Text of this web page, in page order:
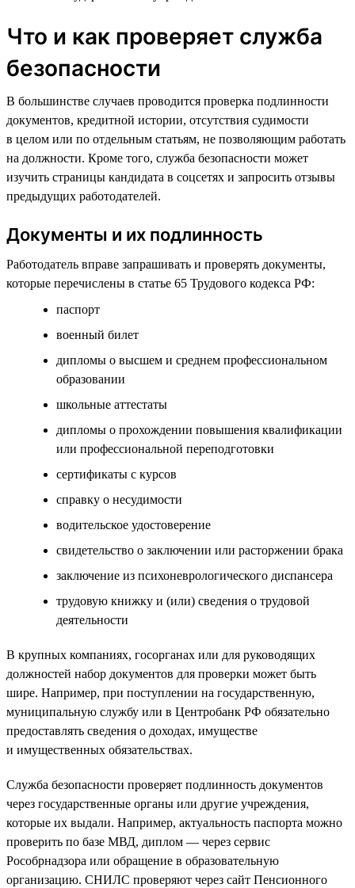
Что и как проверяет служба
безопасности
В большинстве случаев проводится проверка подлинности
документов, кредитной истории, отсутствия судимости
в целом или по отдельным статьям, не позволяющим работать
на должности. Кроме того, служба безопасности может
изучить страницы кандидата в соцсетях и запросить отзывы
предыдущих работодателей.
Документы и их подлинность
Работодатель вправе запрашивать и проверять документы,
которые перечислены в статье 65 Трудового кодекса РФ:
паспорт
военный билет
дипломы о высшем и среднем профессиональном
образовании
школьные аттестаты
дипломы о прохождении повышения квалификации
или профессиональной переподготовки
сертификаты с курсов
справку о несудимости
водительское удостоверение
свидетельство о заключении или расторжении брака
заключение из психоневрологического диспансера
трудовую книжку и (или) сведения о трудовой
деятельности
В крупных компаниях, госорганах или для руководящих
должностей набор документов для проверки может быть
шире. Например, при поступлении на государственную,
муниципальную службу или в Центробанк РФ обязательно
предоставлять сведения о доходах, имуществе
и имущественных обязательствах.
Служба безопасности проверяет подлинность документов
через государственные органы или другие учреждения,
которые их выдали. Например, актуальность паспорта можно
проверить по базе МВД, диплом — через сервис
Рособрнадзора или обращение в образовательную
организацию. СНИЛС проверяют через сайт Пенсионного